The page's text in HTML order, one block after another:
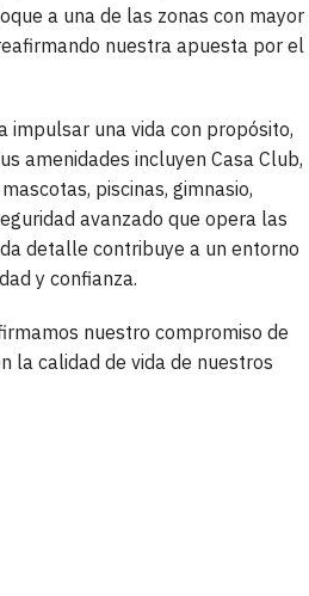
a una de las zonas con mayor
nuestra apuesta por el
impulsar una vida con propósito,
amenidades incluyen Casa Club,
piscinas, gimnasio,
avanzado que opera las
detalle contribuye a un entorno
y confianza.
nuestro compromiso de
la calidad de vida de nuestros